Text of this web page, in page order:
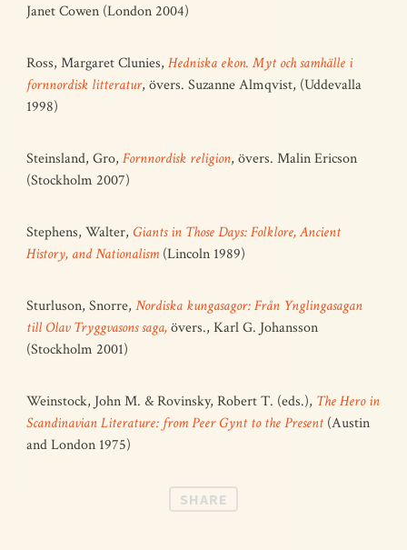
Janet Cowen (London 2004)
Ross, Margaret Clunies,Hedniska ekon. Myt och samhälle i
fornnordisk litteratur, övers. Suzanne Almqvist, (Uddevalla
1998)
Steinsland, Gro,Fornnordisk religion, övers. Malin Ericson
(Stockholm 2007)
Stephens, Walter,Giants in Those Days: Folklore, Ancient
History, and Nationalism(Lincoln 1989)
Sturluson, Snorre,Nordiska kungasagor: Från Ynglingasagan
till Olav Tryggvasons saga,övers., Karl G. Johansson
(Stockholm 2001)
Weinstock, John M. & Rovinsky, Robert T. (eds.), The Hero in
Scandinavian Literature: from Peer Gynt to the Present (Austin
and London 1975)
SHARE